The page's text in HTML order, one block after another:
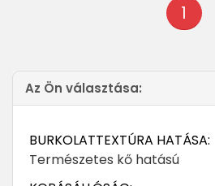
1
Az Ön választása:
BURKOLATTEXTÚRA HATÁSA:
Természetes kő hatású